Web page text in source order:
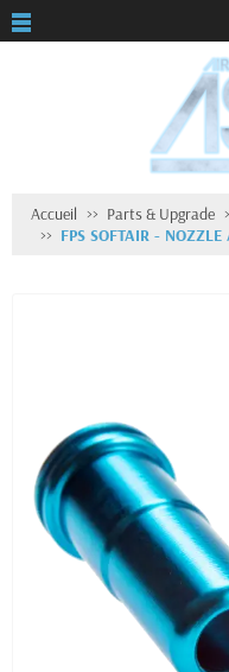
Accueil Parts & Upgrade
FPS SOFTAIR -